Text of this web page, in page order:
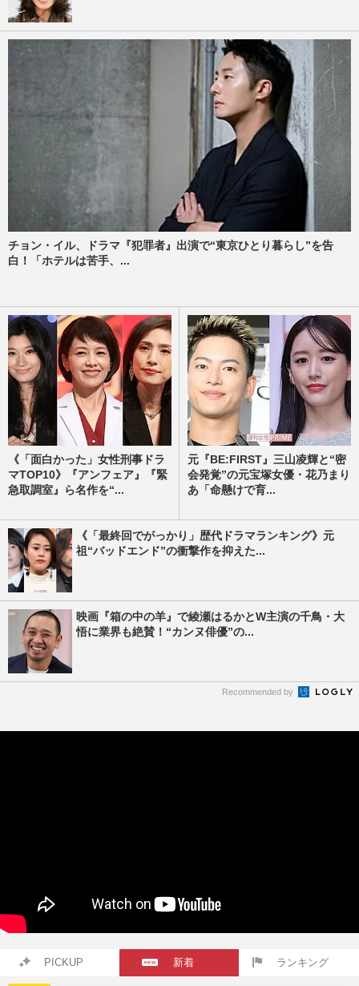
チョン・イル、ドラマ『犯罪者』出演で“東京ひとり暮らし”を告
白！「ホテルは苦手、...
《「面白かった」女性刑事ドラ
マTOP10》『アンフェア』『緊
急取調室』ら名作を“...
元『BE:FIRST』三山凌輝と“密
会発覚”の元宝塚女優・花乃まり
あ「命懸けで育...
《「最終回でがっかり」歴代ドラマランキング》元
祖“バッドエンド”の衝撃作を抑えた...
映画『箱の中の羊』で綾瀬はるかとW主演の千鳥・大
悟に業界も絶賛！“カンヌ俳優”の...
Recommended by
PICKUP 新着 ランキング